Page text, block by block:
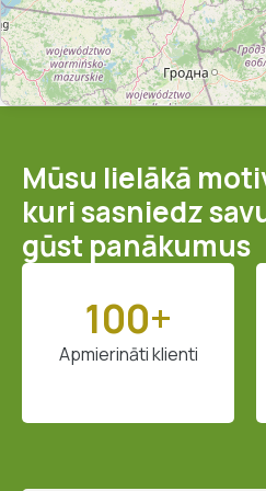
Mūsu lielākā
kuri sasniedz
gūst panākumus
100+
Apmierināti klienti